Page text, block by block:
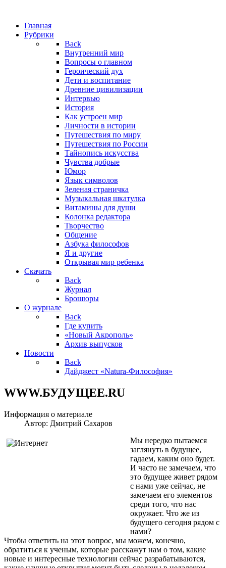
Главная
Рубрики
Back
Внутренний мир
Вопросы о главном
Героический дух
Дети и воспитание
Древние цивилизации
Интервью
История
Как устроен мир
Личности в истории
Путешествия по миру
Путешествия по России
Тайнопись искусства
Чувства добрые
Юмор
Язык символов
Зеленая страничка
Музыкальная шкатулка
Витамины для души
Колонка редактора
Творчество
Общение
Азбука философов
Я и другие
Открывая мир ребенка
Скачать
Back
Журнал
Брошюры
О журнале
Back
Где купить
«Новый Акрополь»
Архив выпусков
Новости
Back
Дайджест «Natura-Философия»
WWW.БУДУЩЕЕ.RU
Информация о материале
Автор: Дмитрий Сахаров
Мы нередко пытаемся
заглянуть в будущее,
гадаем, каким оно будет.
И часто не замечаем, что
это будущее живет рядом
с нами уже сейчас, не
замечаем его элементов
среди того, что нас
окружает. Что же из
будущего сегодня рядом с
нами?
Чтобы ответить на этот вопрос, мы можем, конечно,
обратиться к ученым, которые расскажут нам о том, какие
новые и интересные технологии сейчас разрабатываются,